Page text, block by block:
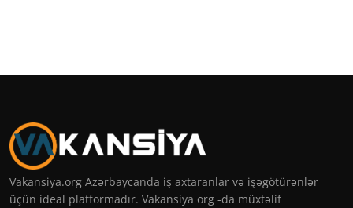
Vakansiya.org Azərbaycanda iş axtaranlar və işəgötürənlər
üçün ideal platformadır. Vakansiya org -da müxtəlif